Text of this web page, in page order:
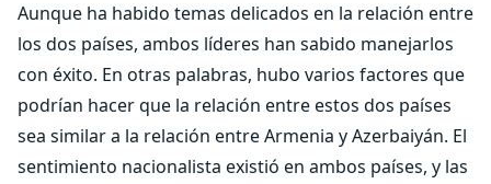
Aunque ha habido temas delicados en la relación entre
los dos países, ambos líderes han sabido manejarlos
con éxito. En otras palabras, hubo varios factores que
podrían hacer que la relación entre estos dos países
sea similar a la relación entre Armenia y Azerbaiyán. El
sentimiento nacionalista existió en ambos países, y las